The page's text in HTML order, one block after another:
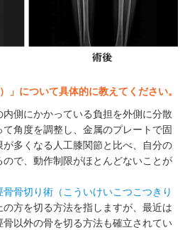
」について具体的に教えてください。
側にかかっている負担を外側に分散
角度を調整し、金属のプレートで固
多くなる人工膝関節と比べ、自分の
で、動作制限がほとんどないことが
骨骨切り術（こういけいこつこつきり
の方を切る方法を指しますが、最近は
以外の骨を切る方法も確立されてい